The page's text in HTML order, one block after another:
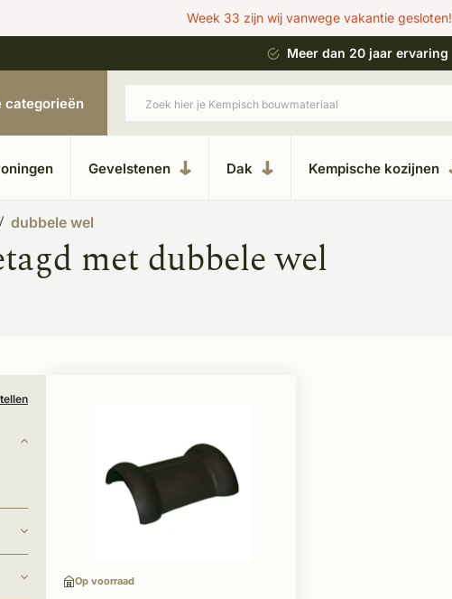
Week 33 zijn wij vanwege vakantie gesloten!
in kempische bouwstijl Meer dan 20 jaar ervaring
categorieën
Gevelstenen Dak Kempische kozijnen
dubbele wel
met dubbele wel
Op voorraad